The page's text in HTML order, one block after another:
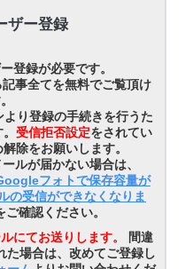
ザー登録
登録が必要です。
事全てを無料でご覧頂け
り登録の手続きを行うた
受信拒否設定をされてい
除をお願いします。
ルが届かない場合は、
フォトで保存容量が
の受信ができなくなりま
確認ください。
にてお送りします。
間違
た場合は、改めてご登録し